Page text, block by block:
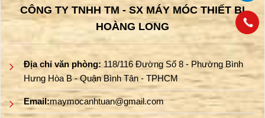
CÔNG TY TNHH TM - SX MÁY MÓC THIẾT BỊ
HOÀNG LONG
Địa chỉ văn phòng: 118/116 Đường Số 8 - Phường Bình
Hưng Hòa B - Quận Bình Tân - TPHCM
Email:maymocanhtuan@gmail.com